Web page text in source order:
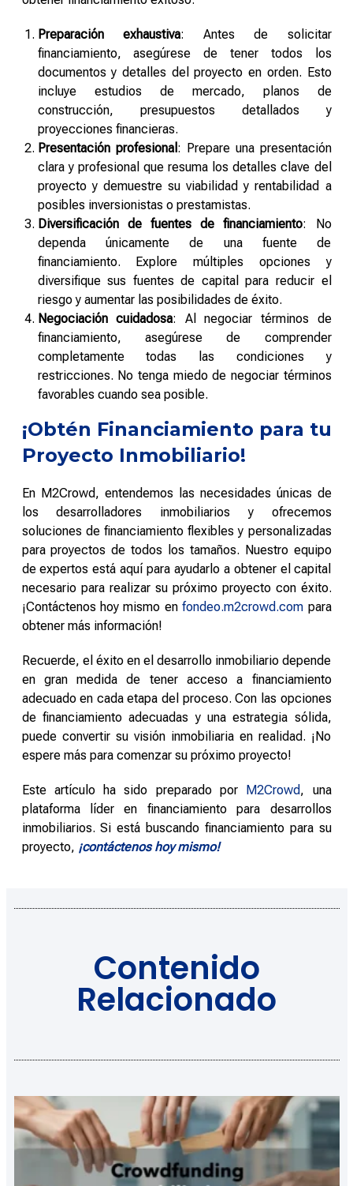
Preparación exhaustiva: Antes de solicitar
financiamiento, asegúrese de tener todos los
documentos y detalles del proyecto en orden. Esto
incluye estudios de mercado, planos de
construcción, presupuestos detallados y
proyecciones financieras.
Presentación profesional : Prepare una presentación
clara y profesional que resuma los detalles clave del
proyecto y demuestre su viabilidad y rentabilidad a
posibles inversionistas o prestamistas.
Diversificación de fuentes de financiamiento: No
dependa únicamente de una fuente de
financiamiento. Explore múltiples opciones y
diversifique sus fuentes de capital para reducir el
riesgo y aumentar las posibilidades de éxito.
Negociación cuidadosa: Al negociar términos de
financiamiento, asegúrese de comprender
completamente todas las condiciones y
restricciones. No tenga miedo de negociar términos
favorables cuando sea posible.
¡Obtén Financiamiento para tu
Proyecto Inmobiliario!
En M2Crowd, entendemos las necesidades únicas de
los desarrolladores inmobiliarios y ofrecemos
soluciones de financiamiento flexibles y personalizadas
para proyectos de todos los tamaños. Nuestro equipo
de expertos está aquí para ayudarlo a obtener el capital
necesario para realizar su próximo proyecto con éxito.
¡Contáctenos hoy mismo enfondeo.m2crowd.com para
obtener más información!
Recuerde, el éxito en el desarrollo inmobiliario depende
en gran medida de tener acceso a financiamiento
adecuado en cada etapa del proceso. Con las opciones
de financiamiento adecuadas y una estrategia sólida,
puede convertir su visión inmobiliaria en realidad. ¡No
espere más para comenzar su próximo proyecto!
Este artículo ha sido preparado por M2Crowd, una
plataforma líder en financiamiento para desarrollos
inmobiliarios. Si está buscando financiamiento para su
proyecto, ¡contáctenos hoy mismo!
Contenido
Relacionado